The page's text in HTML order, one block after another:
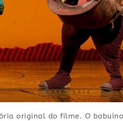
original do filme. O